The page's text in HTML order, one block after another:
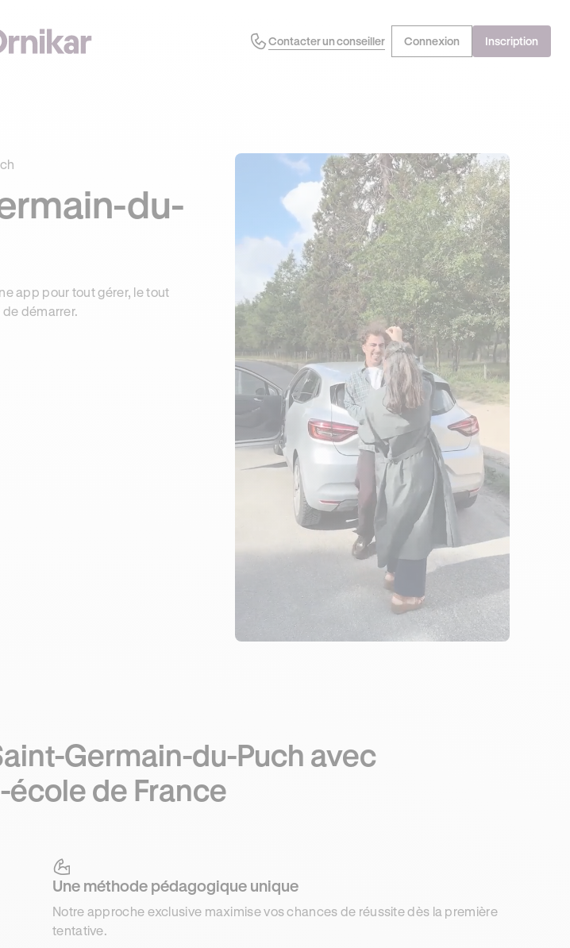
3 MOIS DEEZER PREMIUM OFFERTS* ! J'EN PROFITE ! OFFRE EXCLUSIVE
Contacter un conseiller Connexion Inscription
du-
app pour tout gérer, le tout
de démarrer.
Germain-du-Puch avec
école de France
Une méthode pédagogique unique
Notre approche exclusive maximise vos chances de réussite dès la première
tentative.